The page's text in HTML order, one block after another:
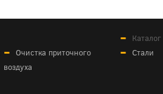
Очистка приточного
воздуха
Стали